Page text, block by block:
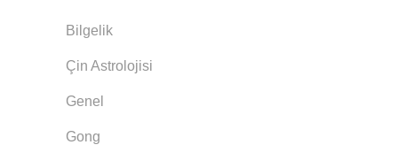
Bilgelik
Çin Astrolojisi
Genel
Gong